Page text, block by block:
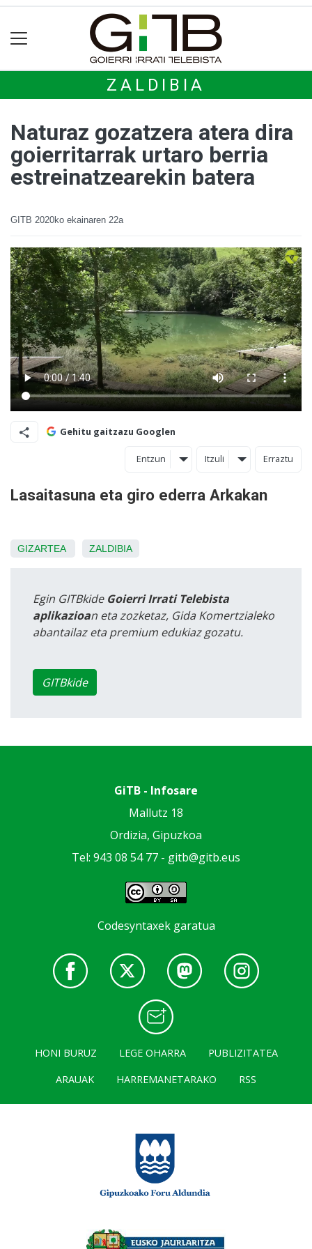
ZALDIBIA
Naturaz gozatzera atera dira
goierritarrak urtaro berria
estreinatzearekin batera
GITB 2020ko ekainaren 22a
Gehitu gaitzazu Googlen
Entzun Itzuli Erraztu
Lasaitasuna eta giro ederra Arkakan
GIZARTEA ZALDIBIA
Egin GITBkide Goierri Irrati Telebista
aplikazioan eta zozketaz, Gida Komertzialeko
abantailaz eta premium edukiaz gozatu.
GITBkide
GiTB - Infosare
Mallutz 18
Ordizia, Gipuzkoa
Tel: 943 08 54 77 - gitb@gitb.eus
Codesyntaxek garatua
HONI BURUZ LEGE OHARRA
PUBLIZITATEA
ARAUAK
HARREMANETARAKO RSS